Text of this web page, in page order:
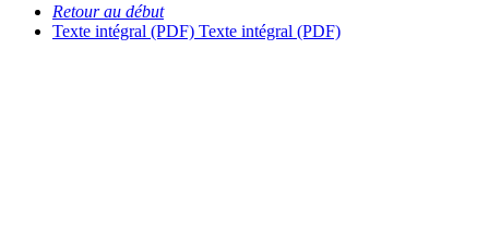
Retour au début
Texte intégral (PDF) Texte intégral (PDF)